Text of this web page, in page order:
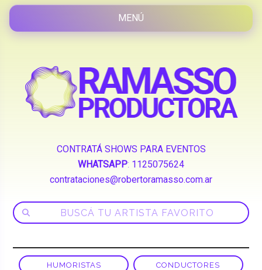
CONTRATÁ SHOWS PARA EVENTOS
WHATSAPP: 1125075624
contrataciones@robertoramasso.com.ar
HUMORISTAS CONDUCTORES